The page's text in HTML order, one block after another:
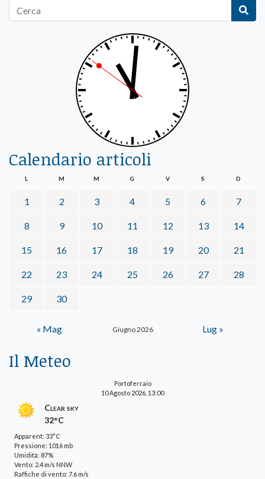
Calendario articoli
Giugno 2026
L M M G V S D
1 2 3 4 5 6 7
8 9 10 11 12 13 14
15 16 17 18 19 20 21
22 23 24 25 26 27 28
29 30
« Mag Lug »
Il Meteo
Portoferraio
10 Agosto 2026, 13:00
Clear sky
32°C
Apparent: 33°C
Pressione: 1016 mb
Umidità: 87%
Vento: 2.4 m/s NNW
Raffiche di vento: 7.6 m/s